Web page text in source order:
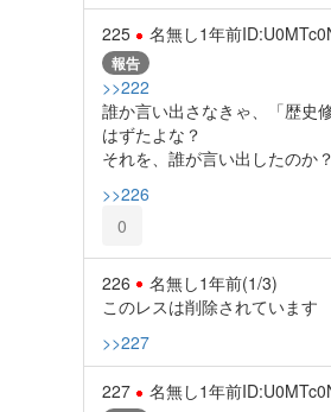
225 名無し1年前
報告
>>222
誰か言い出さなきゃ、「歴史
はずたよな？
それを、誰が言い出したのか
>>226
0
226 名無し1年前(1/3)
このレスは削除されています
>>227
227 名無し1年前